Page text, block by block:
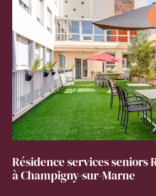
Résidence services seniors
à Champigny-sur-Marne